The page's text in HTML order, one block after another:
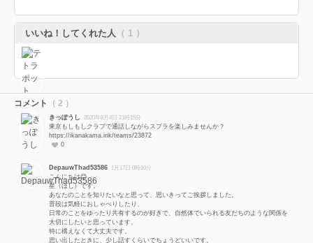
いいね！してくれた人 （ 1 ）
コメント （ 2 ）
きっぽうし 2020年8月4日 21時15分
東京もしもしクラブで通話しながらスプラを楽しみませんか？
https://ikanakama.ink/teams/23872
0
DepauwThad53586 1月17日 0時10分
こんにちは😊
星（ほし）です。
あなたのことを知りたいなと思って、思いきってご挨拶しました。
普段は気軽におしゃべりしたり、
日常のことをゆったり共有するのが好きで、自然体でいられる友だちのような関係を
大切にしたいと思っています。
特に構えなくて大丈夫です。
思い出したときに、少し話すくらいでちょうどいいです。